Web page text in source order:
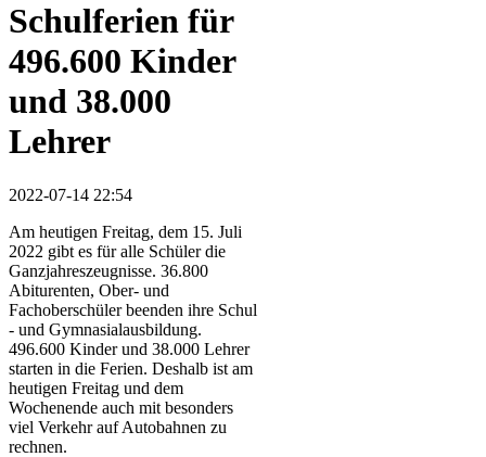
Schulferien für
496.600 Kinder
und 38.000
Lehrer
2022-07-14 22:54
Am heutigen Freitag, dem 15. Juli
2022 gibt es für alle Schüler die
Ganzjahreszeugnisse. 36.800
Abiturenten, Ober- und
Fachoberschüler beenden ihre Schul
- und Gymnasialausbildung.
496.600 Kinder und 38.000 Lehrer
starten in die Ferien. Deshalb ist am
heutigen Freitag und dem
Wochenende auch mit besonders
viel Verkehr auf Autobahnen zu
rechnen.